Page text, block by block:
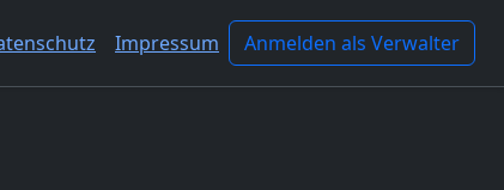
Impressum Anmelden als Verwalter